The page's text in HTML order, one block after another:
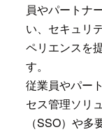
員やパートナ
い、セキュリ
ペリエンスを
す。
従業員やパー
セス管理ソリ
（SSO）や